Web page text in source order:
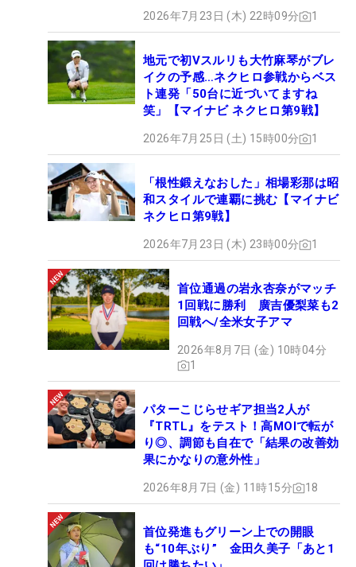
2026年7月23日 (木) 22時09分 1
地元で初Vスルリも大竹麻琴がブレ
イクの予感…ネクヒロ参戦からベス
ト連発「50台に近づいてますね
笑」【マイナビ ネクヒロ第9戦】
2026年7月25日 (土) 15時00分 1
「根性鍛えなおした」相場彩那は昭
和スタイルで連覇に挑む【マイナビ
ネクヒロ第9戦】
2026年7月23日 (木) 23時00分 1
首位通過の岩永杏奈がマッチ
1回戦に勝利 廣吉優梨菜も2
回戦へ/全米女子アマ
2026年8月7日 (金) 10時04分
1
パターこじらせギア担当2人が
『TRTL』をテスト！高MOIで転が
り◎、調節も自在で「結果の改善効
果にかなりの意外性」
2026年8月7日 (金) 11時15分 18
首位発進もグリーン上での開眼
も“10年ぶり” 金田久美子「あと1